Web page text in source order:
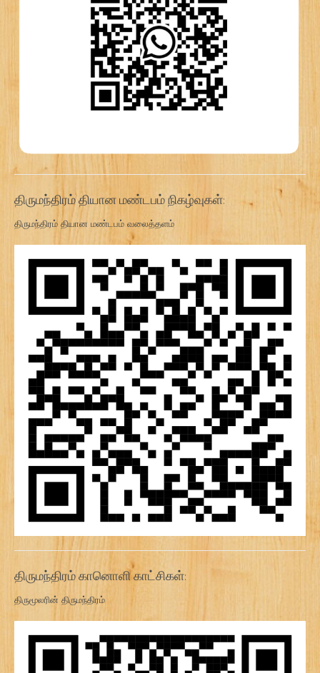
திருமந்திரம் தியான மண்டபம் நிகழ்வுகள்:
திருமந்திரம் தியான மண்டபம் வலைத்தளம்
திருமந்திரம் கானொளி காட்சிகள்:
திருமூலரின் திருமந்திரம்